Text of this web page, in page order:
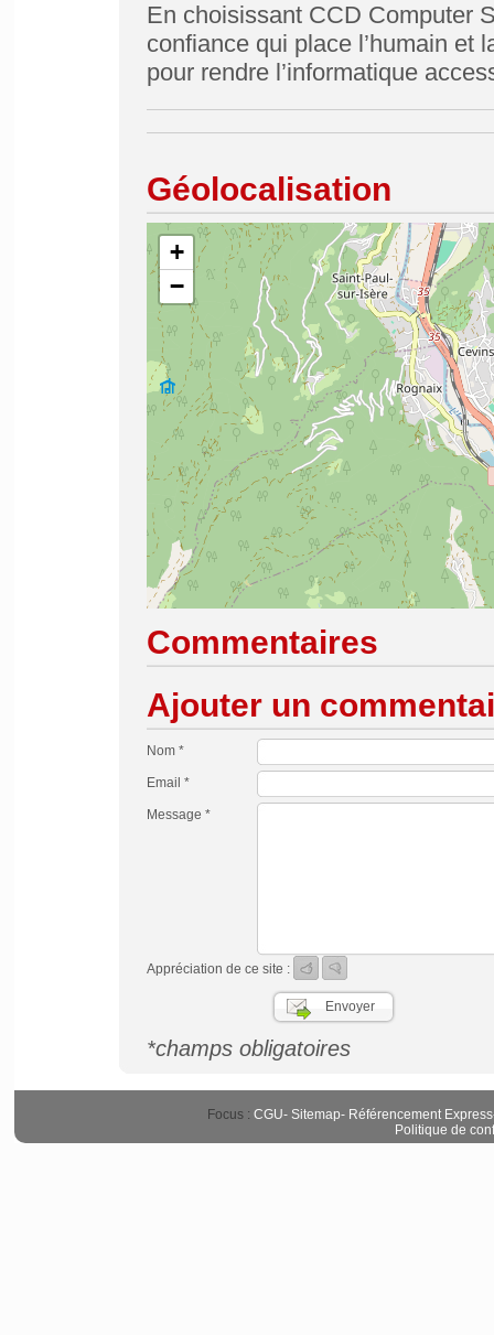
En choisissant CCD Computer
confiance qui place l’humain
pour rendre l’informatique
Géolocalisation
+
−
Commentaires
Ajouter un
Nom *
Email *
Message *
Appréciation de ce site :
*champs obligatoires
Focus : CGU- Sitemap- Référencement Express
Politique de